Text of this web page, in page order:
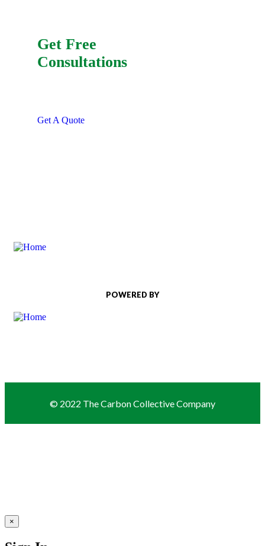
Get Free
Consultations
Get A Quote
POWERED BY
© 2022 The Carbon Collective Company
×